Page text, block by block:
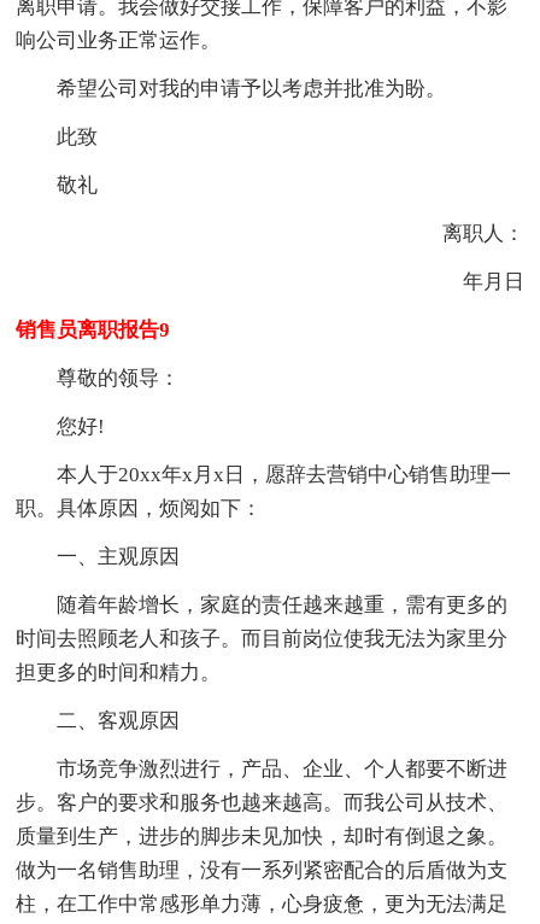
离职申请。我会做好交接工作，保障客户的利益，不影
响公司业务正常运作。
希望公司对我的申请予以考虑并批准为盼。
此致
敬礼
离职人：
年月日
销售员离职报告9
尊敬的领导：
您好!
本人于20xx年x月x日，愿辞去营销中心销售助理一
职。具体原因，烦阅如下：
一、主观原因
随着年龄增长，家庭的责任越来越重，需有更多的
时间去照顾老人和孩子。而目前岗位使我无法为家里分
担更多的时间和精力。
二、客观原因
市场竞争激烈进行，产品、企业、个人都要不断进
步。客户的要求和服务也越来越高。而我公司从技术、
质量到生产，进步的脚步未见加快，却时有倒退之象。
做为一名销售助理，没有一系列紧密配合的后盾做为支
柱，在工作中常感形单力薄，心身疲惫，更为无法满足